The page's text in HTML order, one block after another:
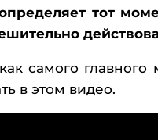
тот
самого главного
в этом видео.